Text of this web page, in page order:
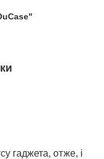
гаджета, отже, і